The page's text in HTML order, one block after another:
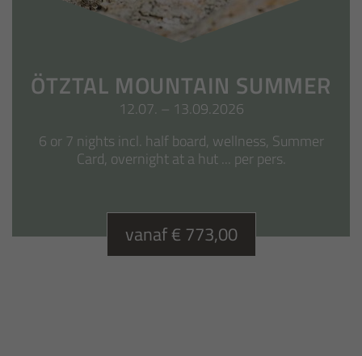
ÖTZTAL MOUNTAIN SUMMER
12.07. – 13.09.2026
6 or 7 nights incl. half board, wellness, Summer
Card, overnight at a hut ... per pers.
vanaf € 773,00